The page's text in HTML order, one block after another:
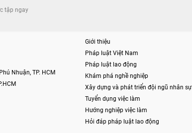
tập ngay
Nhuận, TP. HCM
Giới thiệu
Pháp luật Việt Nam
Pháp luật lao động
Khám phá nghề nghiệp
Xây dựng và phát triển đội ngũ nhân sự
Tuyển dụng việc làm
Hướng nghiệp việc làm
Hỏi đáp pháp luật lao động